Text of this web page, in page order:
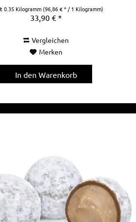
0.35 Kilogramm(96,86 € * / 1 Kilogramm)
33,90 € *
Vergleichen
Merken
In den Warenkorb